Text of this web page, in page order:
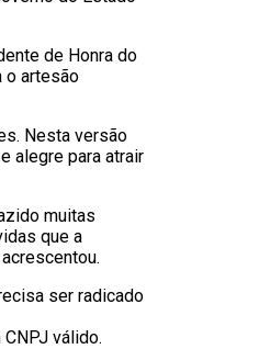
de Honra do
o artesão
Nesta versão
alegre para atrair
muitas
que a
ser radicado
válido.